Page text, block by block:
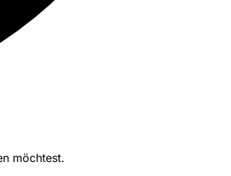
möchtest.